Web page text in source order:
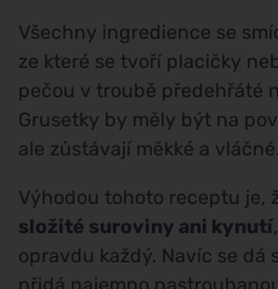
Všechny ingredience se
ze které se tvoří placičky
pečou v troubě předehřáté
Grusetky by měly být na
ale zůstávají měkké a vláčné.
Výhodou tohoto receptu je,
složité suroviny ani kynutí
opravdu každý. Navíc se dá